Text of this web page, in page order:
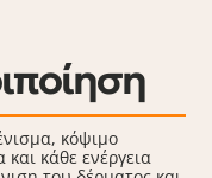
κόψιμο
κάθε ενέργεια